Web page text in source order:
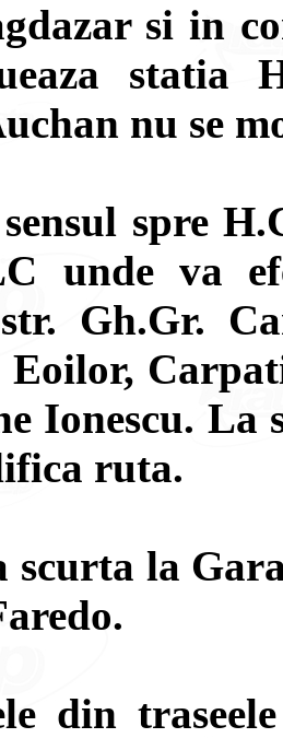
si in
statia
nu se
spre
unde va
Gh.Gr.
Ionescu. La
ruta.
scurta la
din